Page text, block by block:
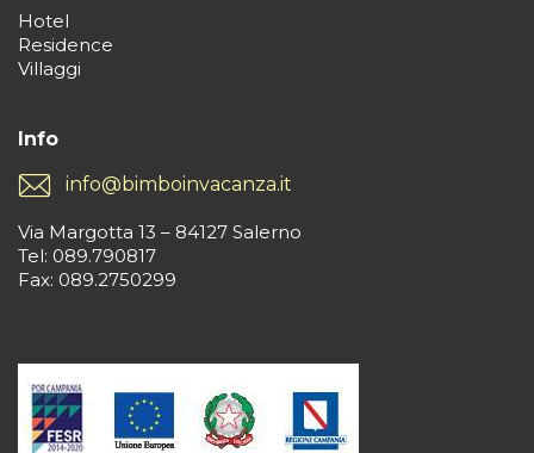
Hotel
Residence
Villaggi
Info
info@bimboinvacanza.it
Via Margotta 13 – 84127 Salerno
Tel: 089.790817
Fax: 089.2750299